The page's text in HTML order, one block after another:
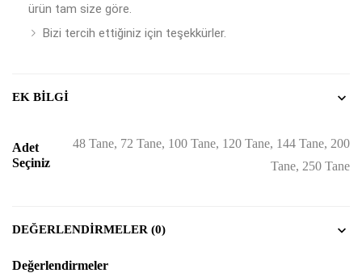
ürün tam size göre.
Bizi tercih ettiğiniz için teşekkürler.
EK BILGI
Adet
Seçiniz
48 Tane, 72 Tane, 100 Tane, 120 Tane, 144 Tane, 200
Tane, 250 Tane
DEĞERLENDIRMELER (0)
Değerlendirmeler